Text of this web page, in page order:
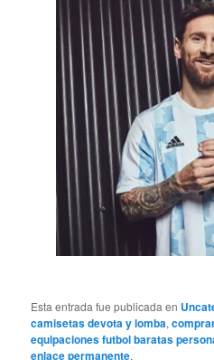
Esta entrada fue publicada en
camisetas devota y lomba,
equipaciones futbol baratas
enlace permanente.